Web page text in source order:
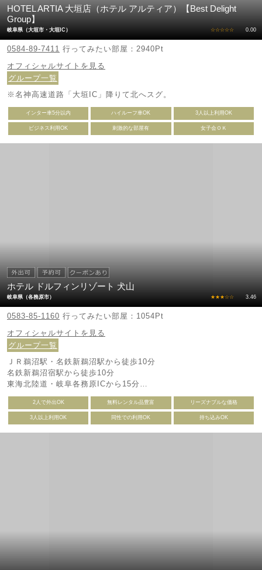
HOTEL ARTIA 大垣店（ホテル アルティア）【Best Delight
Group】
岐阜県（大垣市・大垣IC） ☆☆☆☆☆ 0.00
0584-89-7411 行ってみたい部屋：2940Pt
オフィシャルサイトを見る
グループ一覧
※名神高速道路「大垣IC」降りて北へスグ。
インター車5分以内 ハイルーフ車OK 3人以上利用OK
ビジネス利用OK 刺激的な部屋有 女子会ＯＫ
ホテル ドルフィンリゾート 犬山
岐阜県（各務原市） ★★★☆☆ 3.46
0583-85-1160 行ってみたい部屋：1054Pt
オフィシャルサイトを見る
グループ一覧
ＪＲ鵜沼駅・名鉄新鵜沼駅から徒歩10分
名鉄新鵜沼宿駅から徒歩10分
東海北陸道・岐阜各務原ICから15分
犬山城まで5分
モンキーパークまで15分
各務原航空博物館まで15分
2人で外出OK 無料レンタル品豊富 リーズナブルな価格
3人以上利用OK 同性での利用OK 持ち込みOK